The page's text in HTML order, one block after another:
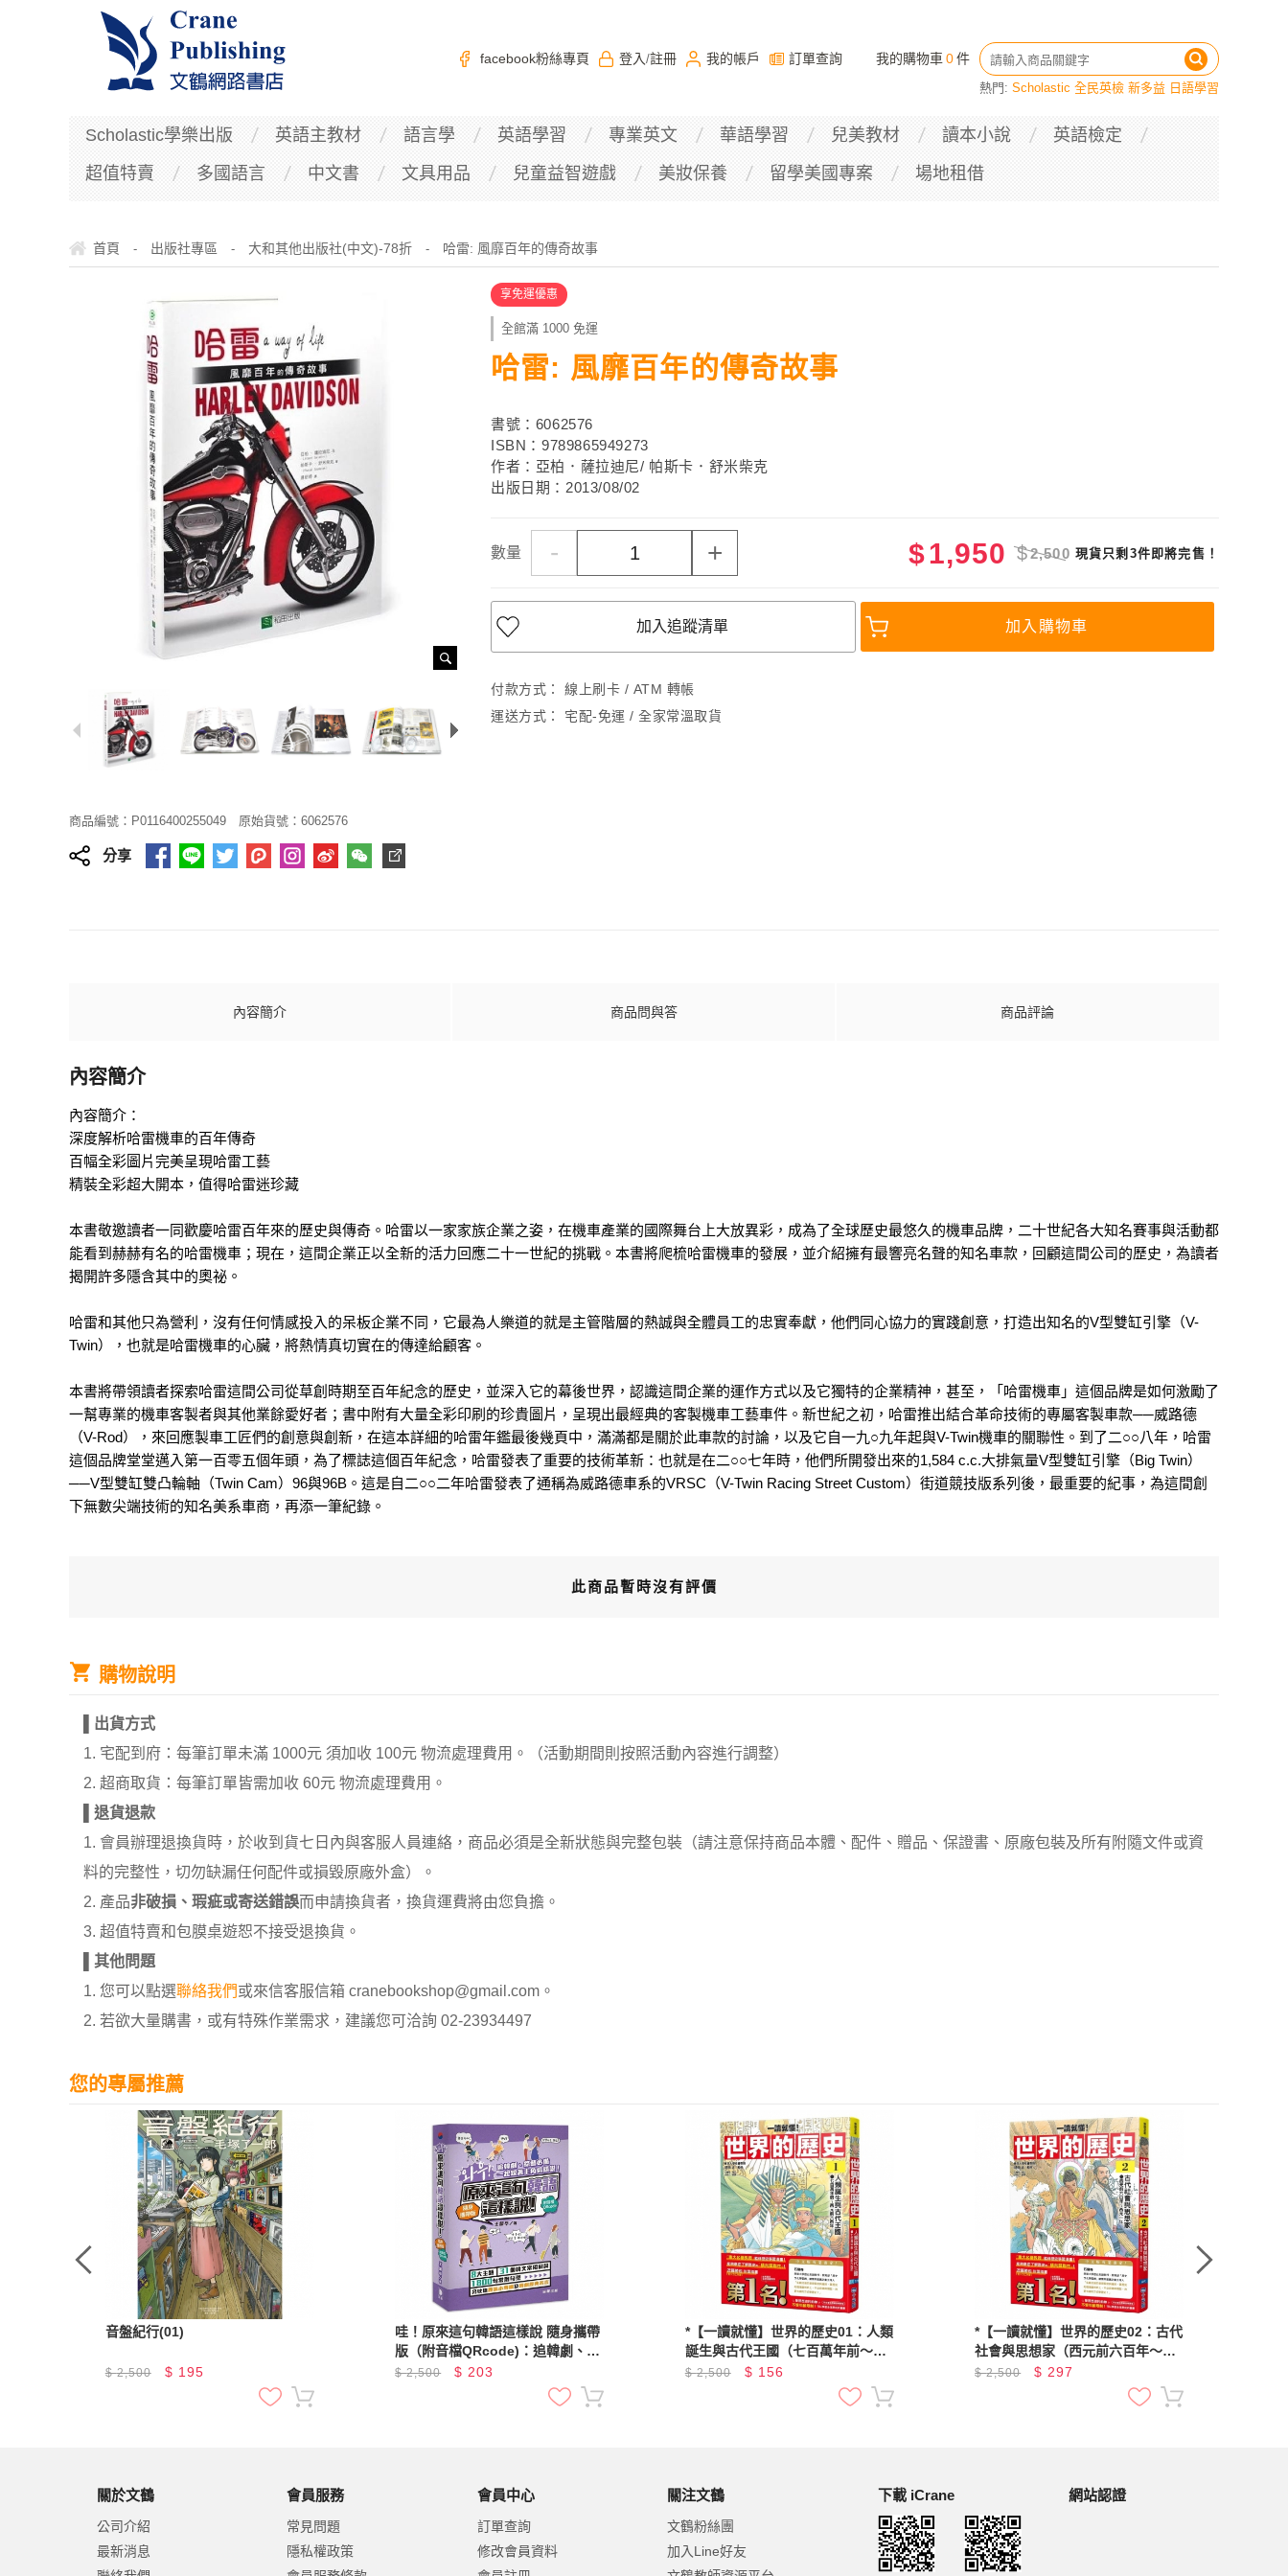
facebook粉絲專頁 登入 /註冊 我的帳戶 訂單查詢 我的購物車 0件
熱門: Scholastic 全民英檢 新多益 日語學習
Scholastic學樂出版 英語主教材 語言學 英語學習 專業英文 華語學習 兒美教材 讀本小說
英語檢定
超值特賣
多國語言 中文書 文具用品 兒童益智遊戲 美妝保養 留學美國專案 場地租借
首頁 - 出版社專區 - 大和其他出版社(中文)-78折 - 哈雷: 風靡百年的傳奇故事
商品編號：P0116400255049 原始貨號：6062576
分享
享免運優惠
全館滿 1000 免運
哈雷: 風靡百年的傳奇故事
書號：6062576
ISBN：9789865949273
作者：亞柏．薩拉迪尼/ 帕斯卡．舒米柴克
出版日期：2013/08/02
數量 - + $1,950 $2,500 現貨只剩3件即將完售！
加入追蹤清單 加入購物車
付款方式：
線上刷卡 / ATM 轉帳
運送方式：
宅配-免運 / 全家常溫取貨
內容簡介 商品問與答 商品評論
內容簡介
內容簡介：
深度解析哈雷機車的百年傳奇
百幅全彩圖片完美呈現哈雷工藝
精裝全彩超大開本，值得哈雷迷珍藏
本書敬邀讀者一同歡慶哈雷百年來的歷史與傳奇。哈雷以一家家族企業之姿，在機車產業的國際舞台上大放異彩，成為了全球歷史最悠久的機車品牌，二十世紀各大知名賽事與活動都
能看到赫赫有名的哈雷機車；現在，這間企業正以全新的活力回應二十一世紀的挑戰。本書將爬梳哈雷機車的發展，並介紹擁有最響亮名聲的知名車款，回顧這間公司的歷史，為讀者
揭開許多隱含其中的奧祕。
哈雷和其他只為營利，沒有任何情感投入的呆板企業不同，它最為人樂道的就是主管階層的熱誠與全體員工的忠實奉獻，他們同心協力的實踐創意，打造出知名的V型雙缸引擎（V-
Twin），也就是哈雷機車的心臟，將熱情真切實在的傳達給顧客。
本書將帶領讀者探索哈雷這間公司從草創時期至百年紀念的歷史，並深入它的幕後世界，認識這間企業的運作方式以及它獨特的企業精神，甚至，「哈雷機車」這個品牌是如何激勵了
一幫專業的機車客製者與其他業餘愛好者；書中附有大量全彩印刷的珍貴圖片，呈現出最經典的客製機車工藝車件。新世紀之初，哈雷推出結合革命技術的專屬客製車款──威路德
（V-Rod），來回應製車工匠們的創意與創新，在這本詳細的哈雷年鑑最後幾頁中，滿滿都是關於此車款的討論，以及它自一九○九年起與V-Twin機車的關聯性。到了二○○八年，哈雷
這個品牌堂堂邁入第一百零五個年頭，為了標誌這個百年紀念，哈雷發表了重要的技術革新：也就是在二○○七年時，他們所開發出來的1,584 c.c.大排氣量V型雙缸引擎（Big Twin）
──V型雙缸雙凸輪軸（Twin Cam）96與96B。這是自二○○二年哈雷發表了通稱為威路德車系的VRSC（V-Twin Racing Street Custom）街道競技版系列後，最重要的紀事，為這間創
下無數尖端技術的知名美系車商，再添一筆紀錄。
此商品暫時沒有評價
購物說明
出貨方式
1. 宅配到府：每筆訂單未滿 1000元 須加收 100元 物流處理費用。（活動期間則按照活動內容進行調整）
2. 超商取貨：每筆訂單皆需加收 60元 物流處理費用。
退貨退款
1. 會員辦理退換貨時，於收到貨七日內與客服人員連絡，商品必須是全新狀態與完整包裝（請注意保持商品本體、配件、贈品、保證書、原廠包裝及所有附隨文件或資
料的完整性，切勿缺漏任何配件或損毀原廠外盒）。
2. 產品非破損、瑕疵或寄送錯誤而申請換貨者，換貨運費將由您負擔。
3. 超值特賣和包膜桌遊恕不接受退換貨。
其他問題
1. 您可以點選聯絡我們或來信客服信箱 cranebookshop@gmail.com。
2. 若欲大量購書，或有特殊作業需求，建議您可洽詢 02-23934497
您的專屬推薦
音盤紀行(01)
$2,500 $ 195
哇！原來這句韓語這樣說 隨身攜帶
版（附音檔QRcode)：追韓劇、綜
藝必備 一起跟著主角這樣說！
$2,500 $ 203
*【一讀就懂】世界的歷史01：人類
誕生與古代王國（七百萬年前～西
元前六百年）（推廣閱讀價199元
$2,500 $ 156
*【一讀就懂】世界的歷史02：古代
社會與思想家（西元前六百年～西
元一年）
$2,500 $ 297
關於文鶴
公司介紹
最新消息
會員服務
常見問題
隱私權政策
會員中心
訂單查詢
修改會員資料
關注文鶴
文鶴粉絲團
加入Line好友
下載 iCrane 網站認證